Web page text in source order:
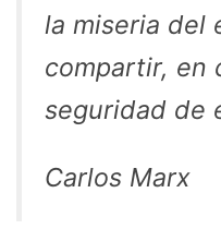
la miseria del
compartir, en
seguridad de
Carlos Marx